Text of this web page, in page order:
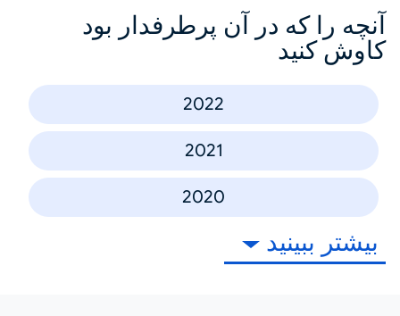
آنچه را که در آن پرطرفدار بود
کاوش کنید
2022
2021
2020
بیشتر ببینید